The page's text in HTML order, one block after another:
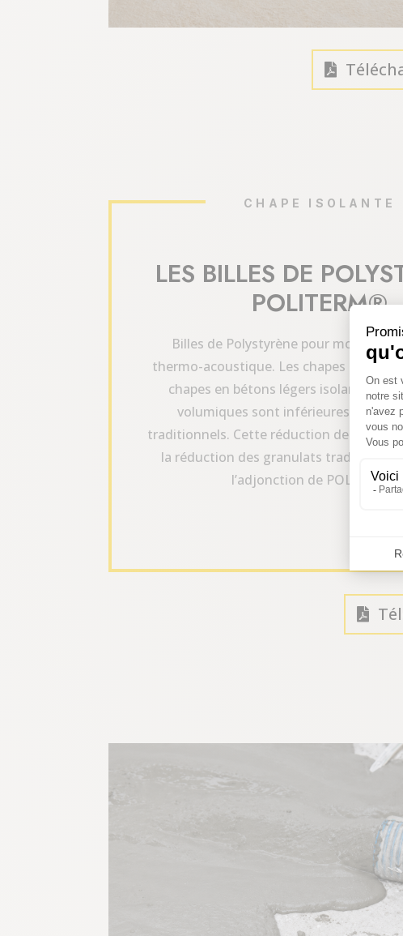
CHAPE ISOLANTE
LES BILLES DE
POLITERM®
Billes de Polystyrène pour mortier
thermo-acoustique. Les chapes en
chapes en bétons légers isolants
volumiques sont inférieures à celles
traditionnels. Cette réduction de masse
la réduction des granulats traditionnels
l’adjonction de